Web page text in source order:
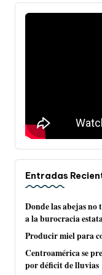
Entradas
Donde las abejas
a la burocracia
Producir miel para
Centroamérica se
por déficit de lluvias